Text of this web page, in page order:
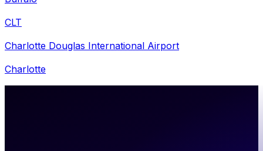
CLT
Charlotte Douglas International Airport
Charlotte